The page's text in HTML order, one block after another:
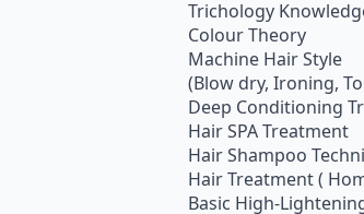
Trichology
Colour Theory
Machine Hair Style
(Blow dry, Ironing,
Deep Conditioning
Hair SPA Treatment
Hair Shampoo
Hair Treatment (
Basic High-